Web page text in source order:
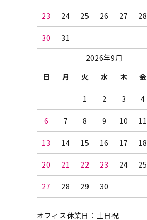
23 24 25 26 27 28
30
31
2026年9月
日
月 火 水 木 金
1 2 3 4
6 7 8 9 10 11
13 14 15 16 17 18
20 21 22 23 24 25
27 28 29 30
オフィス休業日：土日祝